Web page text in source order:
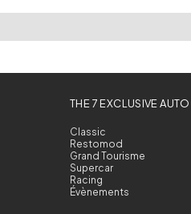
THE 7 EXCLUSIVE AUTO
Classic
Restomod
Grand Tourisme
Supercar
Racing
Évènements